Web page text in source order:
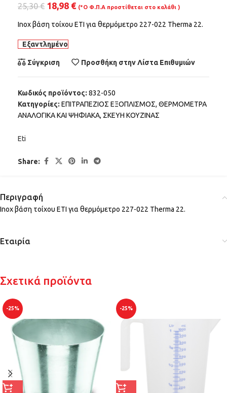
25,30€ 18,98 € (*Ο Φ.Π.Α προστίθεται στο καλάθι )
Inox βάση τοίχου ETI για θερμόμετρο 227-022 Therma 22.
Εξαντλημένο
Σύγκριση Προσθήκη στην Λίστα Επιθυμιών
Κωδικός προϊόντος: 832-050
Κατηγορίες: ΕΠΙΤΡΑΠΕΖΙΟΣ ΕΞΟΠΛΙΣΜΟΣ, ΘΕΡΜΟΜΕΤΡΑ
ΑΝΑΛΟΓΙΚΑ ΚΑΙ ΨΗΦΙΑΚΑ, ΣΚΕΥΗ ΚΟΥΖΙΝΑΣ
Eti
Share:
Περιγραφή
Inox βάση τοίχου ETI για θερμόμετρο 227-022 Therma 22.
Εταιρία
Σχετικά προϊόντα
-25% -25%